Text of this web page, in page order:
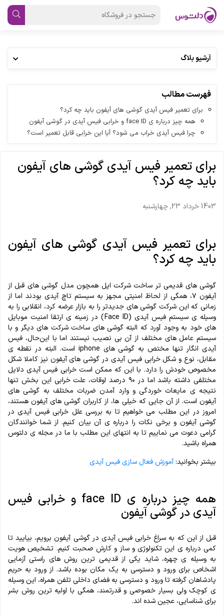
آرشیو بلاگ
فهرست مطالب
برای تعمیر فیس آیدی گوشی های آیفون باید چه کرد؟
همه چیز درباره ی face ID و خرابی فیس آیدی در گوشی آیفون
چرا فیس آیدی خراب می شود؟ آیا این خرابی قابل تعمیر است؟
برای تعمیر فیس آیدی گوشی های آیفون
باید چه کرد؟
1403 خرداد 23, چهارشنبه
برای تعمیر فیس آیدی گوشی های آیفون
باید چه کرد؟
گوشی های قدیمی تر ساخت شرکت اپل همچون مدل گوشی های قبل از
آیفون ۷، همگی از لحاظ امنیتی مجهز به سیستم تاچ آیدی بودند اما از
زمانی که این شرکت گوشی های جدیدتر را به بازار عرضه کرد، انقلابی را به
وسیله ی سیستم فیس آیدی (Face ID) در زمینه ی ارتقا امنیت موبایل
های خود به وجود آورد که البته گوشی های ساخت شرکت های دیگر و با
سیستم عامل های مختلف از آن بی نصیب نیستند اما با این‌حال، فیس
آیدی انگار تنها مختص به گوشی های iphone است. البته در نقطه ی
مقابل، نوع و شکل خرابی فیس آیدی در گوشی های آیفون نیز کاملا شکل
مخصوص خودش را دارد. با این که ممکن است خرابی فیس آیدی دلایل
مختلفی داشته باشد اما در ۹۰ درصد اوقات، علت خرابی این بخش تنها
نتیجه ی مایعات خوردگی و‌ وارد آمدن ضربات مختلف به گوشی های
آیفون است. از آن جایی که خیلی ها، از کاربران گوشی های آیفون هستند،
امروز در این مطلب می خواهیم‌ تا به بررسی علل خرابی فیس آیدی در
گوشی آیفون و برخی نکات را درباره ی آن بیان کنیم. از شما خوانندگان
گرامی دعوت می نماییم تا به انتهای این مطلب با ما در مجله ی دلتوس
همراه باشید.
بیشتر بخوانید:آموزش فعال سازی فیس آیدی
همه چیز درباره ی face ID و خرابی فیس
آیدی در گوشی آیفون
قبل از این که به سراغ خرابی فیس آیدی در گوشی آیفون برویم، بیایید تا
کمی درباره ی این‌ تکنولوژی و ساز و کارش صحبت کنیم. تشخیص هویت
به وسیله ی چهره، شاید یکی از قدیمی‌ ترین روش های راستی آزمایی
اشخاص برای ورود و دسترسی به یک مکان بوده باشد. از ورود به حریم
پادشاهان گرفته تا ورود و دسترسی به فضای داخلی تلفن همراه، این وسیله
ی کوچک ولی بسیار خصوصی و قدرتمند، همگی با اولیه ترین روش بشر
برای شناسایی، عجین شده اند.